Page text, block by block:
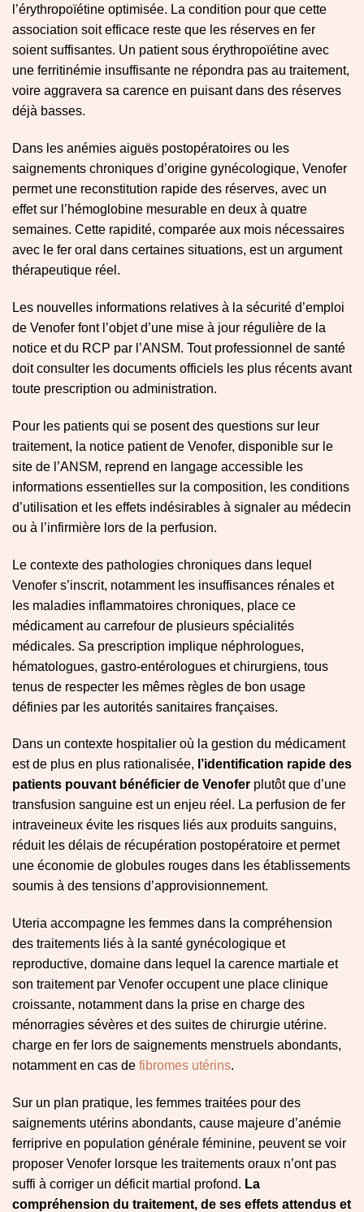
l’érythropoïétine optimisée. La condition pour que cette
association soit efficace reste que les réserves en fer
soient suffisantes. Un patient sous érythropoïétine avec
une ferritinémie insuffisante ne répondra pas au traitement,
voire aggravera sa carence en puisant dans des réserves
déjà basses.
Dans les anémies aiguës postopératoires ou les
saignements chroniques d’origine gynécologique, Venofer
permet une reconstitution rapide des réserves, avec un
effet sur l’hémoglobine mesurable en deux à quatre
semaines. Cette rapidité, comparée aux mois nécessaires
avec le fer oral dans certaines situations, est un argument
thérapeutique réel.
Les nouvelles informations relatives à la sécurité d’emploi
de Venofer font l’objet d’une mise à jour régulière de la
notice et du RCP par l’ANSM. Tout professionnel de santé
doit consulter les documents officiels les plus récents avant
toute prescription ou administration.
Pour les patients qui se posent des questions sur leur
traitement, la notice patient de Venofer, disponible sur le
site de l’ANSM, reprend en langage accessible les
informations essentielles sur la composition, les conditions
d’utilisation et les effets indésirables à signaler au médecin
ou à l’infirmière lors de la perfusion.
Le contexte des pathologies chroniques dans lequel
Venofer s’inscrit, notamment les insuffisances rénales et
les maladies inflammatoires chroniques, place ce
médicament au carrefour de plusieurs spécialités
médicales. Sa prescription implique néphrologues,
hématologues, gastro-entérologues et chirurgiens, tous
tenus de respecter les mêmes règles de bon usage
définies par les autorités sanitaires françaises.
Dans un contexte hospitalier où la gestion du médicament
est de plus en plus rationalisée, l’identification rapide des
patients pouvant bénéficier de Venofer plutôt que d’une
transfusion sanguine est un enjeu réel. La perfusion de fer
intraveineux évite les risques liés aux produits sanguins,
réduit les délais de récupération postopératoire et permet
une économie de globules rouges dans les établissements
soumis à des tensions d’approvisionnement.
Uteria accompagne les femmes dans la compréhension
des traitements liés à la santé gynécologique et
reproductive, domaine dans lequel la carence martiale et
son traitement par Venofer occupent une place clinique
croissante, notamment dans la prise en charge des
ménorragies sévères et des suites de chirurgie utérine.
charge en fer lors de saignements menstruels abondants,
notamment en cas de fibromes utérins.
Sur un plan pratique, les femmes traitées pour des
saignements utérins abondants, cause majeure d’anémie
ferriprive en population générale féminine, peuvent se voir
proposer Venofer lorsque les traitements oraux n’ont pas
suffi à corriger un déficit martial profond. La
compréhension du traitement, de ses effets attendus et